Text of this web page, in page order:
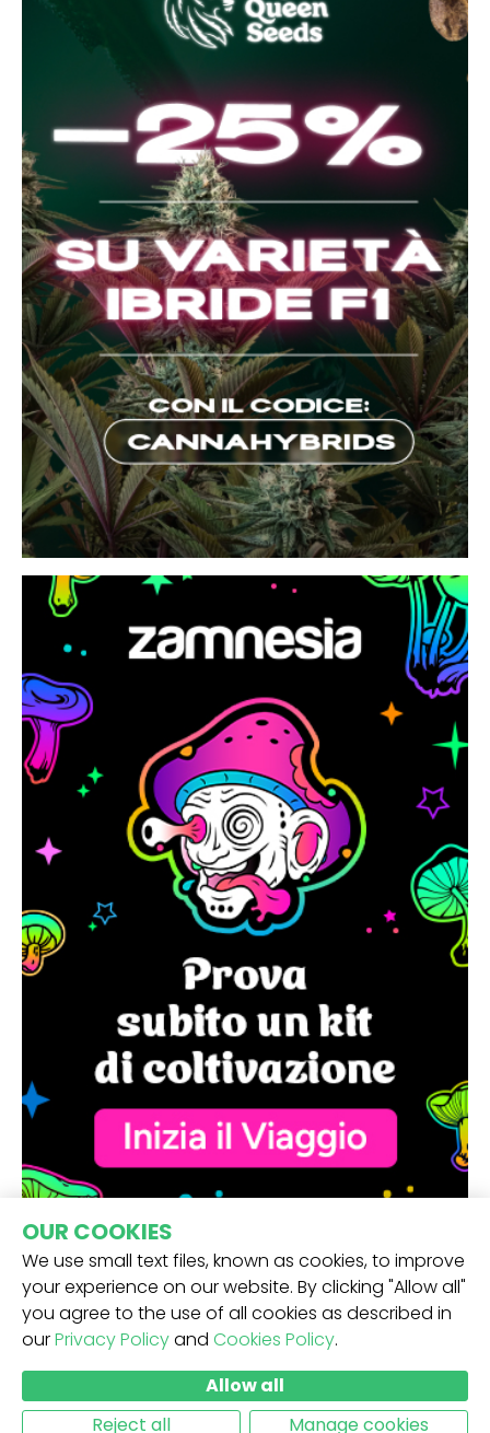
RICEVI LA NOSTRA NEWSLETTER -
INVIO
OUR COOKIES
We use small text files, known as cookies, to improve
your experience on our website. By clicking "Allow all"
you agree to the use of all cookies as described in
ourPrivacy Policyand Cookies Policy.
Allow all
Reject all
Manage cookies